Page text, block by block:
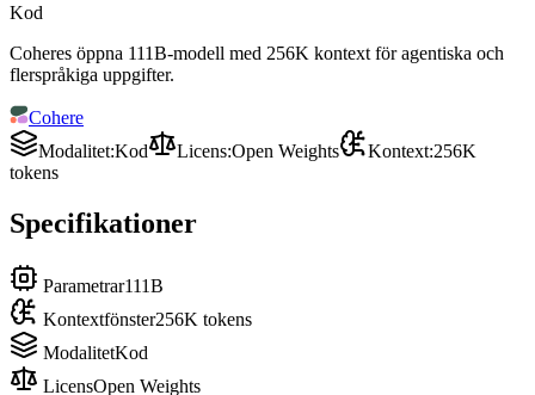
Kod
Coheres öppna 111B-modell med 256K kontext för agentiska och
flerspråkiga uppgifter.
Cohere
Modalitet:Kod Licens:Open Weights Kontext:256K
tokens
Specifikationer
Parametrar111B
Kontextfönster256K tokens
ModalitetKod
LicensOpen Weights